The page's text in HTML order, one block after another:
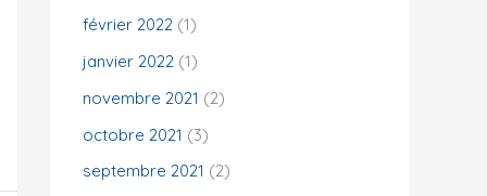
février 2022 (1)
janvier 2022 (1)
novembre 2021 (2)
octobre 2021 (3)
septembre 2021 (2)